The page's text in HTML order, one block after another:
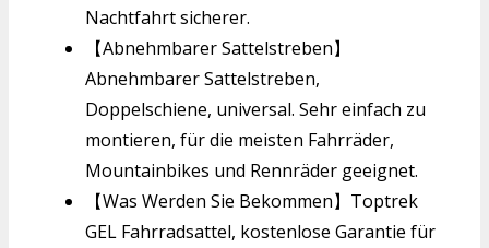
Nachtfahrt sicherer.
【Abnehmbarer Sattelstreben】
Abnehmbarer Sattelstreben,
Doppelschiene, universal. Sehr einfach zu
montieren, für die meisten Fahrräder,
Mountainbikes und Rennräder geeignet.
【Was Werden Sie Bekommen】Toptrek
GEL Fahrradsattel, kostenlose Garantie für